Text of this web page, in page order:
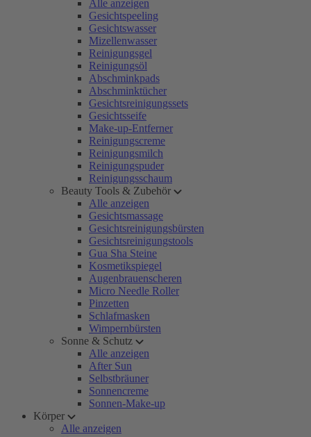
Alle anzeigen
Gesichtspeeling
Gesichtswasser
Mizellenwasser
Reinigungsgel
Reinigungsöl
Abschminkpads
Abschminktücher
Gesichtsreinigungssets
Gesichtsseife
Make-up-Entferner
Reinigungscreme
Reinigungsmilch
Reinigungspuder
Reinigungsschaum
Beauty Tools & Zubehör
Alle anzeigen
Gesichtsmassage
Gesichtsreinigungsbürsten
Gesichtsreinigungstools
Gua Sha Steine
Kosmetikspiegel
Augenbrauenscheren
Micro Needle Roller
Pinzetten
Schlafmasken
Wimpernbürsten
Sonne & Schutz
Alle anzeigen
After Sun
Selbstbräuner
Sonnencreme
Sonnen-Make-up
Körper
Alle anzeigen